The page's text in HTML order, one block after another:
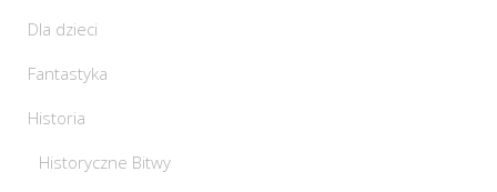
Dla dzieci
Fantastyka
Historia
Historyczne Bitwy